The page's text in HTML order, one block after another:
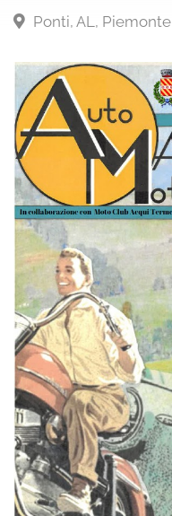
Ponti, AL, Piemonte